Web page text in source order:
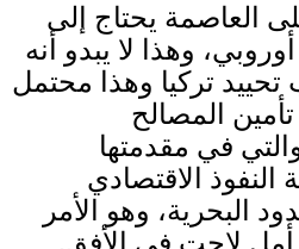
العاصمة يحتاج إلى
وهذا لا يبدو أنه
تركيا وهذا محتمل
المصالح
في مقدمتها
النفوذ الاقتصادي
البحرية، وهو الأمر